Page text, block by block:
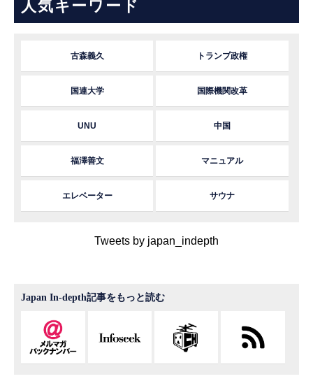
人気キーワード
古森義久 トランプ政権
国連大学 国際機関改革
UNU 中国
福澤善文 マニュアル
エレベーター サウナ
Tweets by japan_indepth
Japan In-depth記事をもっと読む